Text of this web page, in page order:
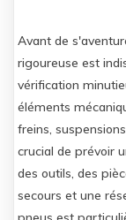
Avant de
rigoureuse est
vérification
éléments
freins,
crucial de prévoir
des outils, des
secours et une